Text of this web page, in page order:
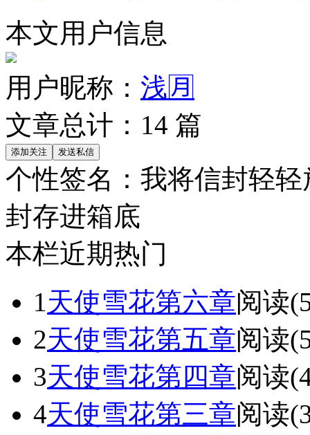
本文用户信息
用户昵称： 浅🈷
文章总计： 14 篇
个性签名： 我将信封轻
封存进箱底
本栏近期热门
1天使雪花第六章阅读
2天使雪花第五章阅读
3天使雪花第四章阅读
4天使雪花第三章阅读